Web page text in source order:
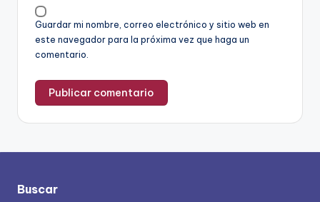
Guardar mi nombre, correo electrónico y sitio web en
este navegador para la próxima vez que haga un
comentario.
Buscar